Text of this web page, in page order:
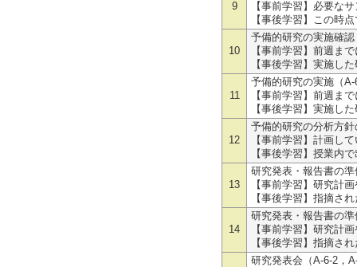
9
【事前学習】必要な
【事後学習】この時
10
予備的研究の実施確
【事前学習】前週ま
【事後学習】実施し
11
予備的研究の実施（
【事前学習】前週ま
【事後学習】実施し
12
予備的研究の分析方
【事前学習】計画し
【事後学習】授業内
13
研究発表・報告書の
【事前学習】研究計
【事後学習】指摘さ
14
研究発表・報告書の
【事前学習】研究計
【事後学習】指摘さ
研究発表会（A-6-2，